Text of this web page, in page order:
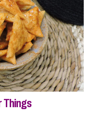
Things